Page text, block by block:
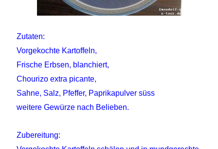
Zutaten:
Vorgekochte Kartoffeln,
Frische Erbsen, blanchiert,
Chourizo extra picante,
Sahne, Salz, Pfeffer, Paprikapulver süss
weitere Gewürze nach Belieben.
Zubereitung: